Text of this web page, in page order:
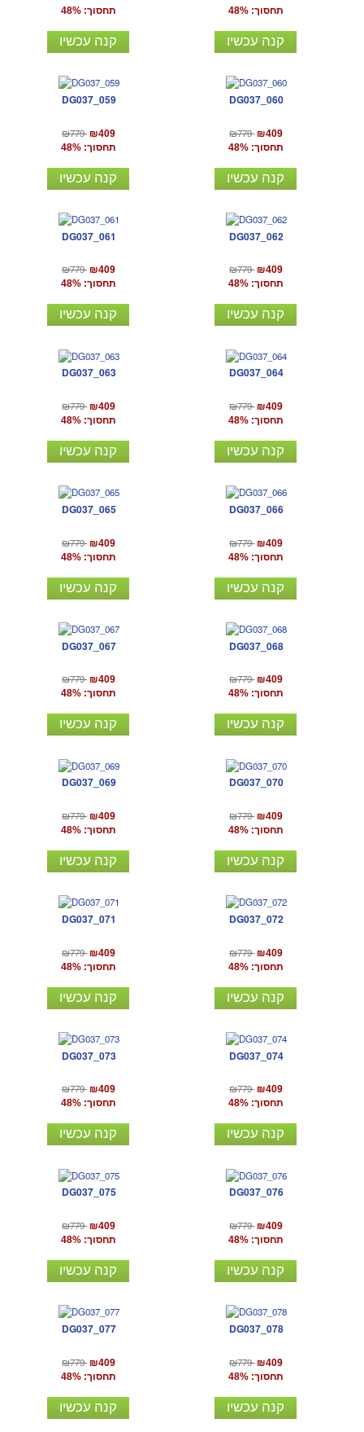
תחסוך: 48%
קנה עכשיו
תחסוך: 48%
קנה עכשיו
DG037_059
₪779 ₪409
תחסוך: 48%
קנה עכשיו
DG037_060
₪779 ₪409
תחסוך: 48%
קנה עכשיו
DG037_061
₪779 ₪409
תחסוך: 48%
קנה עכשיו
DG037_062
₪779 ₪409
תחסוך: 48%
קנה עכשיו
DG037_063
₪779 ₪409
תחסוך: 48%
קנה עכשיו
DG037_064
₪779 ₪409
תחסוך: 48%
קנה עכשיו
DG037_065
₪779 ₪409
תחסוך: 48%
קנה עכשיו
DG037_066
₪779 ₪409
תחסוך: 48%
קנה עכשיו
DG037_067
₪779 ₪409
תחסוך: 48%
קנה עכשיו
DG037_068
₪779 ₪409
תחסוך: 48%
קנה עכשיו
DG037_069
₪779 ₪409
תחסוך: 48%
קנה עכשיו
DG037_070
₪779 ₪409
תחסוך: 48%
קנה עכשיו
DG037_071
₪779 ₪409
תחסוך: 48%
קנה עכשיו
DG037_072
₪779 ₪409
תחסוך: 48%
קנה עכשיו
DG037_073
₪779 ₪409
תחסוך: 48%
קנה עכשיו
DG037_074
₪779 ₪409
תחסוך: 48%
קנה עכשיו
DG037_075
₪779 ₪409
תחסוך: 48%
קנה עכשיו
DG037_076
₪779 ₪409
תחסוך: 48%
קנה עכשיו
DG037_077
₪779 ₪409
תחסוך: 48%
קנה עכשיו
DG037_078
₪779 ₪409
תחסוך: 48%
קנה עכשיו